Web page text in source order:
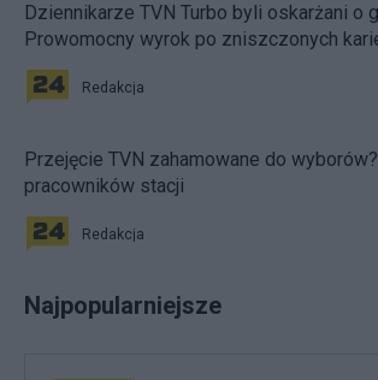
Dziennikarze TVN Turbo byli oskarżani o
Prowomocny wyrok po zniszczonych
Redakcja
Przejęcie TVN zahamowane do
pracowników stacji
Redakcja
Najpopularniejsze